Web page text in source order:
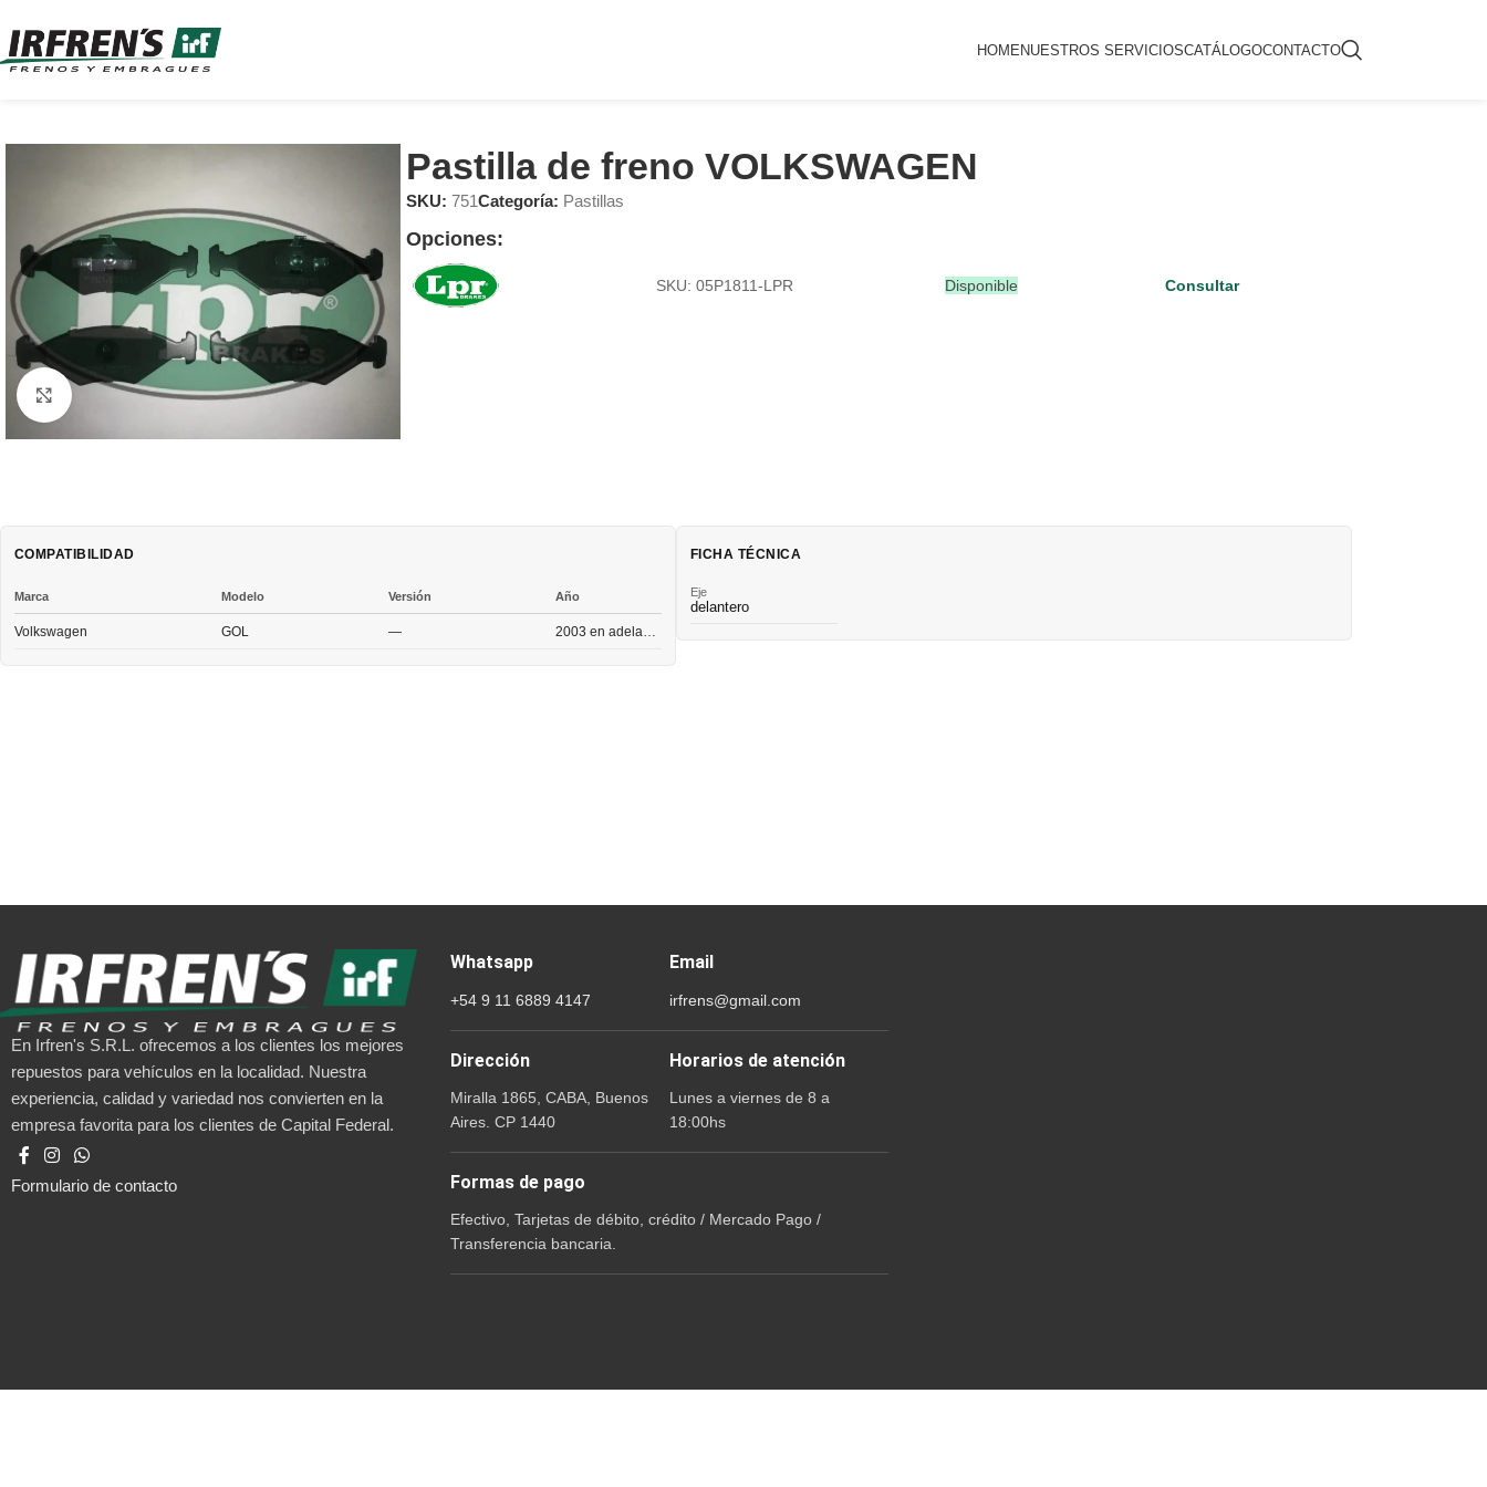
HOMENUESTROS SERVICIOSCATÁLOGOCONTACTO
Clic para ampliar
Pastilla de freno VOLKSWAGEN
SKU: 751Categoría: Pastillas
Opciones:
SKU: 05P1811-LPR Disponible Consultar
COMPATIBILIDAD
Marca Modelo Versión Año
Volkswagen GOL — 2003 en adelante
FICHA TÉCNICA
Eje
delantero
En Irfren's S.R.L. ofrecemos a los clientes los mejores
repuestos para vehículos en la localidad. Nuestra
experiencia, calidad y variedad nos convierten en la
empresa favorita para los clientes de Capital Federal.
Formulario de contacto
Whatsapp
+54 9 11 6889 4147
Email
irfrens@gmail.com
Dirección
Miralla 1865, CABA, Buenos
Aires. CP 1440
Horarios de atención
Lunes a viernes de 8 a
18:00hs
Formas de pago
Efectivo, Tarjetas de débito, crédito / Mercado Pago /
Transferencia bancaria.